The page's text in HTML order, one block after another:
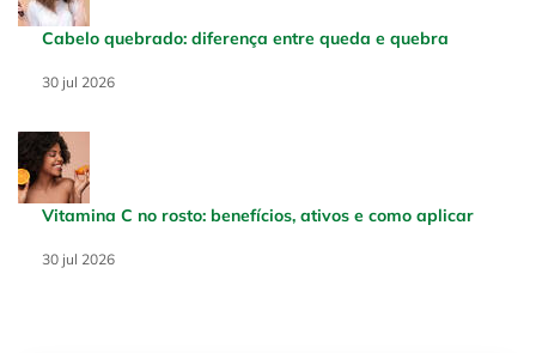
Cabelo quebrado: diferença entre queda e quebra
Creation Date:
30 jul 2026
Update Date:
Vitamina C no rosto: benefícios, ativos e como aplicar
Creation Date:
30 jul 2026
Update Date: